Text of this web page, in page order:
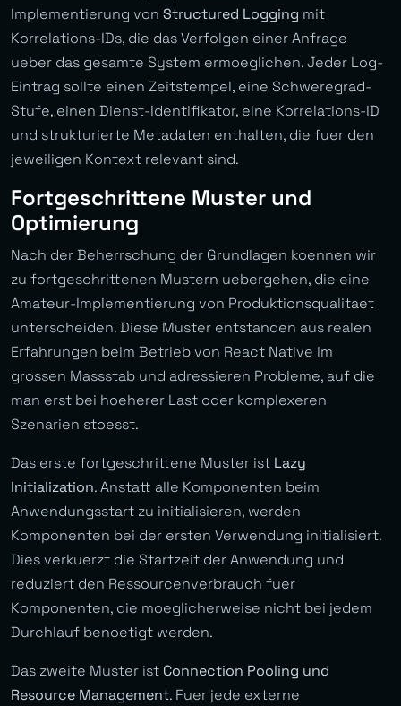
Implementierung von Structured Logging mit
Korrelations-IDs, die das Verfolgen einer Anfrage
ueber das gesamte System ermoeglichen. Jeder Log-
Eintrag sollte einen Zeitstempel, eine Schweregrad-
Stufe, einen Dienst-Identifikator, eine Korrelations-ID
und strukturierte Metadaten enthalten, die fuer den
jeweiligen Kontext relevant sind.
Fortgeschrittene Muster und
Optimierung
Nach der Beherrschung der Grundlagen koennen wir
zu fortgeschrittenen Mustern uebergehen, die eine
Amateur-Implementierung von Produktionsqualitaet
unterscheiden. Diese Muster entstanden aus realen
Erfahrungen beim Betrieb von React Native im
grossen Massstab und adressieren Probleme, auf die
man erst bei hoeherer Last oder komplexeren
Szenarien stoesst.
Das erste fortgeschrittene Muster ist Lazy
Initialization. Anstatt alle Komponenten beim
Anwendungsstart zu initialisieren, werden
Komponenten bei der ersten Verwendung initialisiert.
Dies verkuerzt die Startzeit der Anwendung und
reduziert den Ressourcenverbrauch fuer
Komponenten, die moeglicherweise nicht bei jedem
Durchlauf benoetigt werden.
Das zweite Muster ist Connection Pooling und
Resource Management. Fuer jede externe